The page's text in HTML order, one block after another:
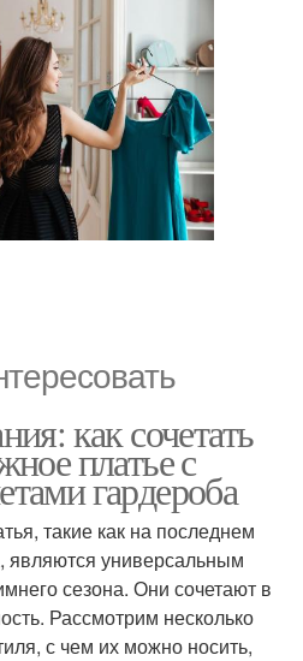
как сочетать
платье с
гардероба
такие как на последнем
являются универсальным
сезона. Они сочетают в
Рассмотрим несколько
с чем их можно носить,